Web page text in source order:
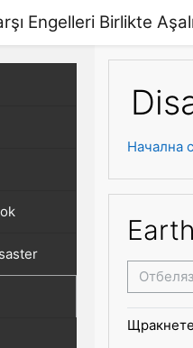
Engelleri Birlikte
Начална